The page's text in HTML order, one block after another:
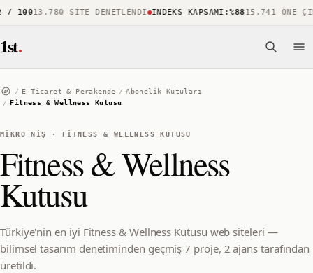
13.780 SITE DENETLENDI İNDEKS KAPSAMI:%8815.741 ÖNE
1st.
/ E-Ticaret & Perakende / Abonelik Kutuları
/ Fitness & Wellness Kutusu
MIKRO NIŞ · FITNESS & WELLNESS KUTUSU
Fitness & Wellness
Kutusu
Türkiye'nin en iyi Fitness & Wellness Kutusu web siteleri —
bilimsel tasarım denetiminden geçmiş 7 proje, 2 ajans tarafından
üretildi.